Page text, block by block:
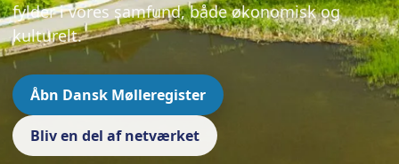
fylder i vores samfund, både økonomisk og
kulturelt.
Åbn Dansk Mølleregister
Bliv en del af netværket